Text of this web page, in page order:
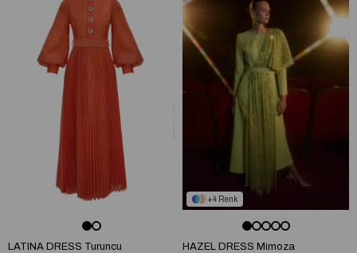
LATINA DRESS Turuncu
4
HAZEL DRESS Mimoza